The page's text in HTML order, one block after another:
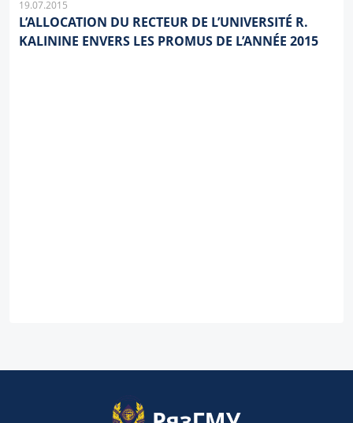
19.07.2015
L’ALLOCATION DU RECTEUR DE L’UNIVERSITÉ R.
KALININE ENVERS LES PROMUS DE L’ANNÉE 2015